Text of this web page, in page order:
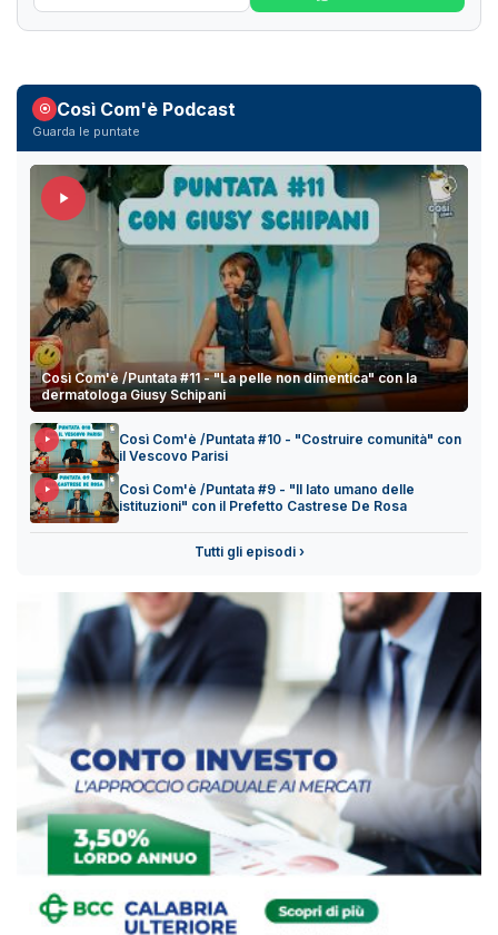
Così Com'è Podcast
Guarda le puntate
Così Com'è /Puntata #11 - "La pelle non dimentica" con la
dermatologa Giusy Schipani
Così Com'è /Puntata #10 - "Costruire comunità" con
il Vescovo Parisi
Così Com'è /Puntata #9 - "Il lato umano delle
istituzioni" con il Prefetto Castrese De Rosa
Tutti gli episodi ›